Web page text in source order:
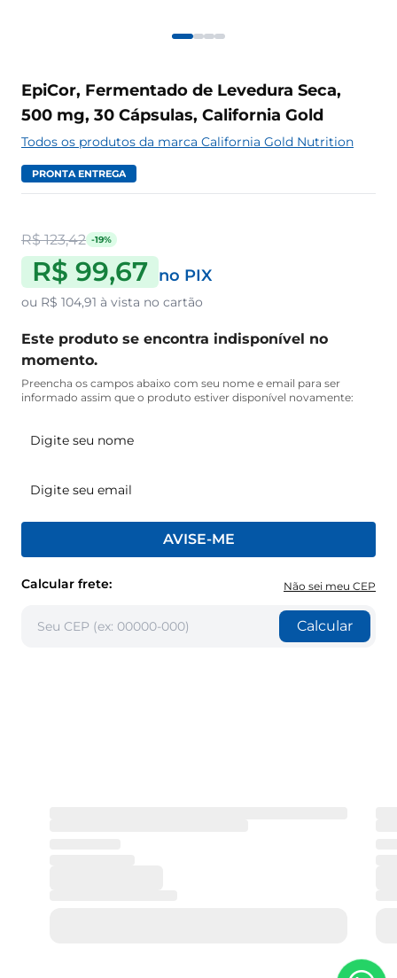
EpiCor, Fermentado de Levedura Seca,
500 mg, 30 Cápsulas, California Gold
Todos os produtos da marca California Gold Nutrition
PRONTA ENTREGA
R$ 123,42 -19%
R$ 99,67 no PIX
ou R$ 104,91 à vista no cartão
Este produto se encontra indisponível no
momento.
Preencha os campos abaixo com seu nome e email para ser
informado assim que o produto estiver disponível novamente:
AVISE-ME
Calcular frete: Não sei meu CEP
Calcular